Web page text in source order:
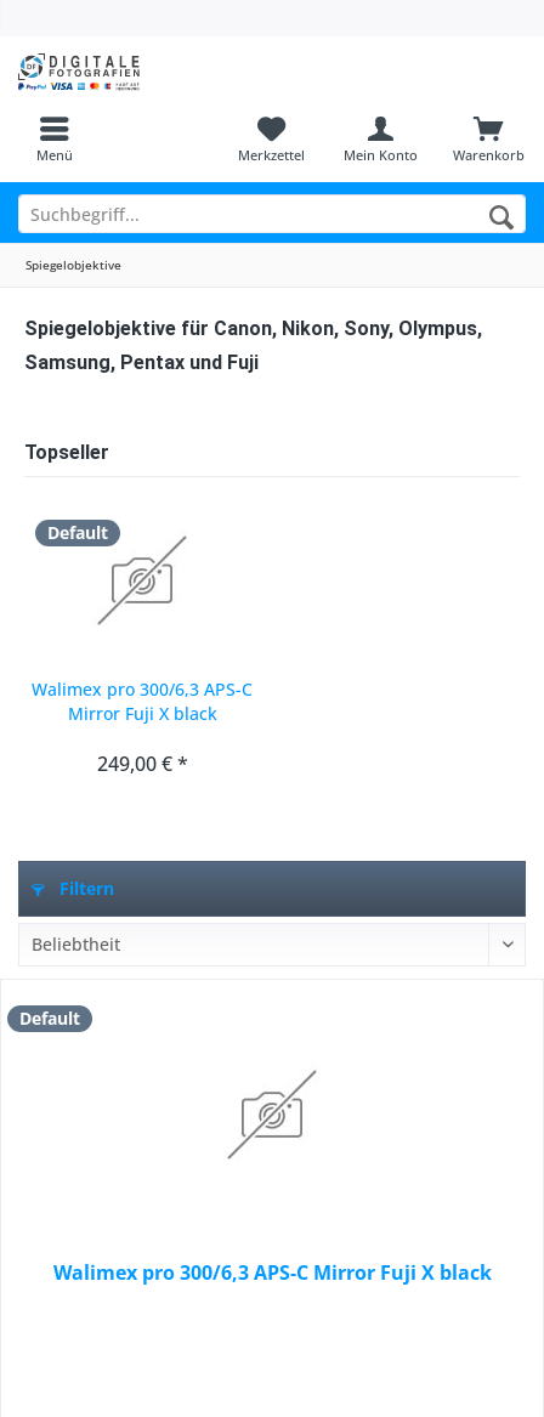
Menü Warenkorb
Merkzettel Mein Konto
Spiegelobjektive
Spiegelobjektive für Canon, Nikon, Sony, Olympus,
Samsung, Pentax und Fuji
Topseller
Default
Walimex pro 300/6,3 APS-C
Mirror Fuji X black
249,00 € *
Filtern
Default
Walimex pro 300/6,3 APS-C Mirror Fuji X black